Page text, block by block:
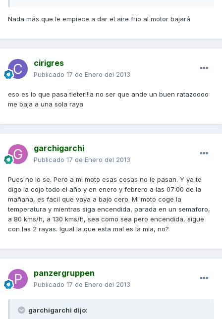
Nada más que le empiece a dar el aire frio al motor bajará
cirigres
Publicado 17 de Enero del 2013
eso es lo que pasa tieter!!!a no ser que ande un buen ratazoooo
me baja a una sola raya
garchigarchi
Publicado 17 de Enero del 2013
Pues no lo se. Pero a mi moto esas cosas no le pasan. Y ya te
digo la cojo todo el año y en enero y febrero a las 07:00 de la
mañana, es facil que vaya a bajo cero. Mi moto coge la
temperatura y mientras siga encendida, parada en un semaforo,
a 80 kms/h, a 130 kms/h, sea como sea pero encendida, sigue
con las 2 rayas. Igual la que esta mal es la mia, no?
panzergruppen
Publicado 17 de Enero del 2013
garchigarchi dijo: